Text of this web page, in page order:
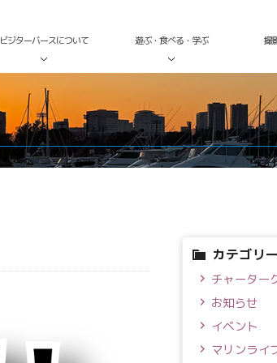
ビジターバースについて 遊ぶ・食べる・学ぶ 撮
カテゴリー
チャーター
お知らせ
イベント
マリンライ